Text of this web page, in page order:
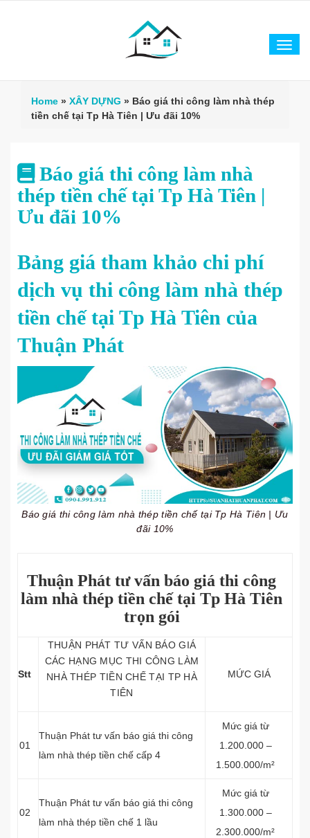
Home » XÂY DỰNG » Báo giá thi công làm nhà thép
tiền chế tại Tp Hà Tiên | Ưu đãi 10%
Báo giá thi công làm nhà
thép tiền chế tại Tp Hà Tiên |
Ưu đãi 10%
Bảng giá tham khảo chi phí
dịch vụ thi công làm nhà thép
tiền chế tại Tp Hà Tiên của
Thuận Phát
Báo giá thi công làm nhà thép tiền chế tại Tp Hà Tiên | Ưu
đãi 10%
Thuận Phát tư vấn báo giá thi công
làm nhà thép tiền chế tại Tp Hà Tiên
trọn gói
Stt
THUẬN PHÁT TƯ VẤN BÁO GIÁ
CÁC HẠNG MỤC THI CÔNG LÀM
NHÀ THÉP TIỀN CHẾ TẠI TP HÀ
TIÊN
MỨC GIÁ
01
Thuận Phát tư vấn báo giá thi công
làm nhà thép tiền chế cấp 4
Mức giá từ
1.200.000 –
1.500.000/m²
02
Thuận Phát tư vấn báo giá thi công
làm nhà thép tiền chế 1 lầu
Mức giá từ
1.300.000 –
2.300.000/m²